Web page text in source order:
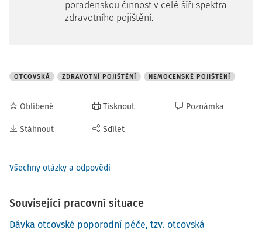
poradenskou činnost v celé šíři spektra
zdravotního pojištění.
OTCOVSKÁ ZDRAVOTNÍ POJIŠTĚNÍ NEMOCENSKÉ POJIŠTĚNÍ
Oblíbené
Stáhnout
Tisknout
Sdílet
Poznámka
Všechny otázky a odpovědi
Související pracovní situace
Dávka otcovské poporodní péče, tzv. otcovská